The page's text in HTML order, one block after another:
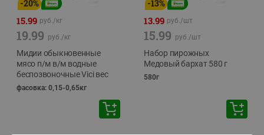
-20%
15.99 руб./кг
19.99 руб./кг
Мидии обыкновенные
мясо п/м в/м водные
беспозвоночные Vici вес
фасовка: 0,15-0,65кг
-13%
13.99 руб./шт
15.99 руб./шт
Набор пирожных
Медовый бархат 580 г
580г